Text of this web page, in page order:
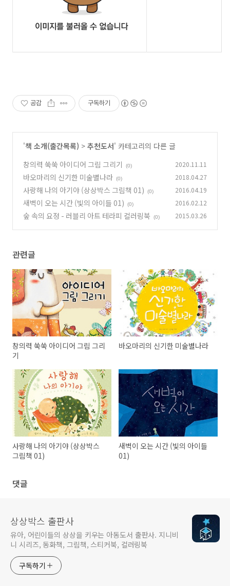
공감 구독하기
'책 소개(출간목록) > 추천도서' 카테고리의 다른 글
창의력 쑥쑥 아이디어 그림 그리기
(0) 2020.11.11
바오마리의 신기한 미술별나라 (0) 2018.04.27
사랑해 나의 아기야 (상상박스 그림책 01) (0) 2016.04.19
새벽이 오는 시간 (빛의 아이들 01) (0) 2016.02.12
숲 속의 요정 - 러블리 아트 테라피 컬러링북 (0) 2015.03.26
관련글
창의력 쑥쑥 아이디어 그림 그리
기
바오마리의 신기한 미술별나라
사랑해 나의 아기야 (상상박스
그림책 01)
새벽이 오는 시간 (빛의 아이들
01)
댓글
상상박스 출판사
유아, 어린이들의 상상을 키우는 아동도서 출판사. 지니비
니 시리즈, 동화책, 그림책, 스티커북, 컬러링북
구독하기